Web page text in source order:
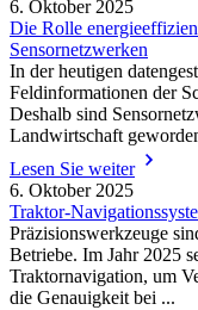
6. Oktober 2025
Die Rolle
Sensornetzwerken
In der heutigen
Feldinformationen der
Deshalb sind
Landwirtschaft
Lesen Sie weiter
6. Oktober 2025
Traktor-
Präzisionswerkzeuge
Betriebe. Im Jahr 2025
Traktornavigation, um
die Genauigkeit bei ...